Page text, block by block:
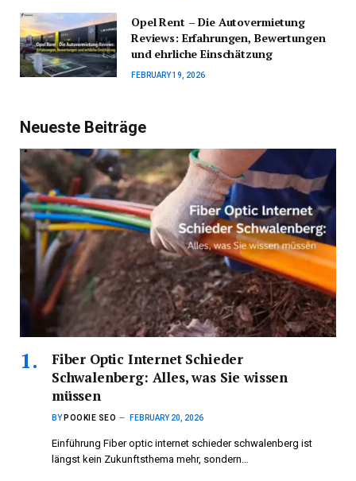
Opel Rent – Die Autovermietung
Reviews: Erfahrungen, Bewertungen
und ehrliche Einschätzung
FEBRUARY 19, 2026
Neueste Beiträge
Fiber Optic Internet Schieder
Schwalenberg: Alles, was Sie wissen
müssen
BY POOKIE SEO FEBRUARY 20, 2026
Einführung Fiber optic internet schieder schwalenberg ist
längst kein Zukunftsthema mehr, sondern…